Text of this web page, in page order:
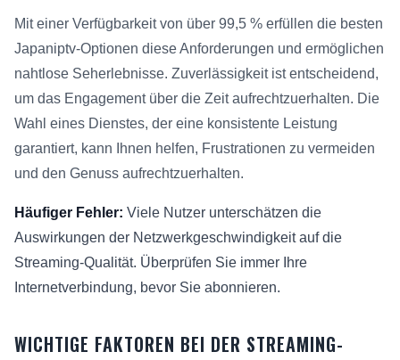
Mit einer Verfügbarkeit von über 99,5 % erfüllen die besten
Japaniptv-Optionen diese Anforderungen und ermöglichen
nahtlose Seherlebnisse. Zuverlässigkeit ist entscheidend,
um das Engagement über die Zeit aufrechtzuerhalten. Die
Wahl eines Dienstes, der eine konsistente Leistung
garantiert, kann Ihnen helfen, Frustrationen zu vermeiden
und den Genuss aufrechtzuerhalten.
Häufiger Fehler: Viele Nutzer unterschätzen die
Auswirkungen der Netzwerkgeschwindigkeit auf die
Streaming-Qualität. Überprüfen Sie immer Ihre
Internetverbindung, bevor Sie abonnieren.
WICHTIGE FAKTOREN BEI DER STREAMING-